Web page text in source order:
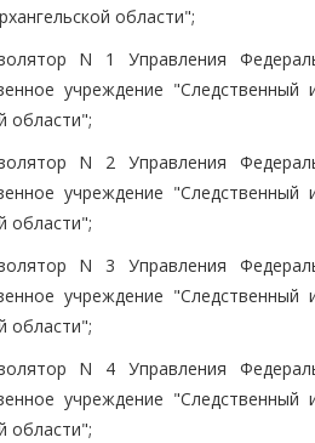
области";
N 1 Управления
учреждение "Следственный
области";
N 2 Управления
учреждение "Следственный
области";
N 3 Управления
учреждение "Следственный
области";
N 4 Управления
учреждение "Следственный
области";